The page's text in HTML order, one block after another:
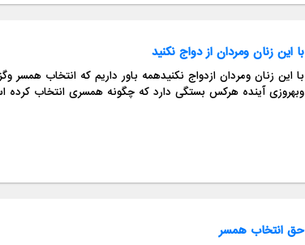
با این زنان ومردان از دواج نکنید
با این زنان ومردان ازدواج نکنیدهمه باور داریم که انتخاب
وبهروزی آینده هرکس بستگی دارد که چگونه همسری انتخاب
حق انتخاب همسر